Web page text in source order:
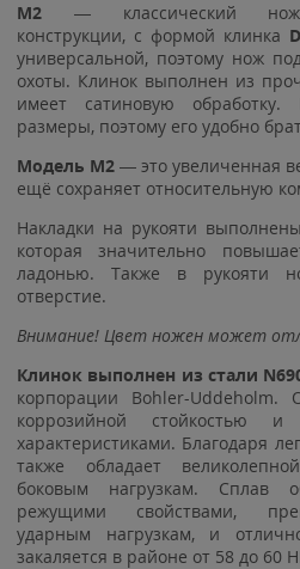
М2 — классический нож
конструкции, с формой клинка
универсальной, поэтому нож
охоты. Клинок выполнен из
имеет сатиновую
размеры, поэтому его удобно
Модель M2 — это увеличенная
ещё сохраняет относительную
Накладки на рукояти
которая значительно
ладонью. Также в рукояти
отверстие.
Внимание! Цвет ножен может
Клинок выполнен из стали
корпорации Bohler-Uddeholm.
коррозийной стойкостью
характеристиками. Благодаря
также обладает
боковым нагрузкам. Сплав
режущими свойствами,
ударным нагрузкам, и
закаляется в районе от 58 до 60